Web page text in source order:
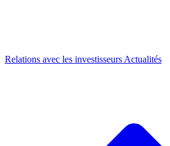
Relations avec les investisseurs Actualités